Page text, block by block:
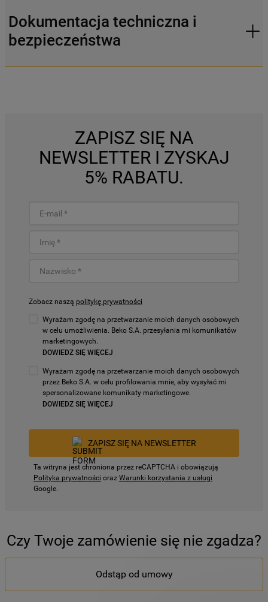
Dokumentacja techniczna i
bezpieczeństwa
ZAPISZ SIĘ NA
NEWSLETTER I ZYSKAJ
5% RABATU.
Zobacz naszą politykę prywatności
Wyrażam zgodę na przetwarzanie moich danych osobowych
w celu umożliwienia. Beko S.A. przesyłania mi komunikatów
marketingowych.
DOWIEDZ SIĘ WIĘCEJ
Wyrażam zgodę na przetwarzanie moich danych osobowych
przez Beko S.A. w celu profilowania mnie, aby wysyłać mi
spersonalizowane komunikaty marketingowe.
DOWIEDZ SIĘ WIĘCEJ
ZAPISZ SIĘ NA NEWSLETTER
Ta witryna jest chroniona przez reCAPTCHA i obowiązują
Polityka prywatności oraz Warunki korzystania z usługi
Google.
Czy Twoje zamówienie się nie zgadza?
Odstąp od umowy